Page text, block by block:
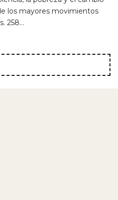
los mayores movimientos
258…